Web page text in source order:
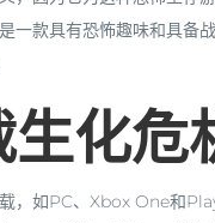
一款具有恐怖趣味和具备
化危
，如PC、Xbox One和